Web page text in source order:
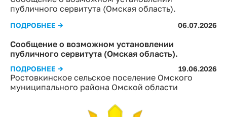
Ростовкинское сельское поселение Омского
муниципального района Омской области
публичного сервитута (Омская область).
ПОДРОБНЕЕ → 06.07.2026
Сообщение о возможном установлении
публичного сервитута (Омская область).
ПОДРОБНЕЕ → 19.06.2026